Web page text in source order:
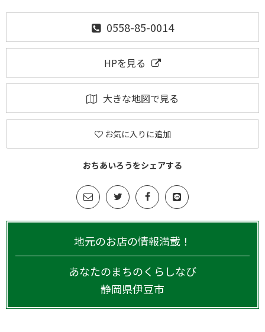
0558-85-0014
HPを見る
大きな地図で見る
お気に入りに追加
おちあいろうをシェアする
地元のお店の情報満載！
あなたのまちのくらしなび
静岡県伊豆市